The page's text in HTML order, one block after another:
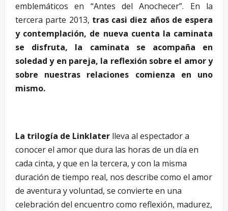
emblemáticos en “Antes del Anochecer”. En la
tercera parte 2013, tras casi diez años de espera
y contemplación, de nueva cuenta la caminata
se disfruta, la caminata se acompaña en
soledad y en pareja, la reflexión sobre el amor y
sobre nuestras relaciones comienza en uno
mismo.
La trilogía de Linklater lleva al espectador a
conocer el amor que dura las horas de un día en
cada cinta, y que en la tercera, y con la misma
duración de tiempo real, nos describe como el amor
de aventura y voluntad, se convierte en una
celebración del encuentro como reflexión, madurez,